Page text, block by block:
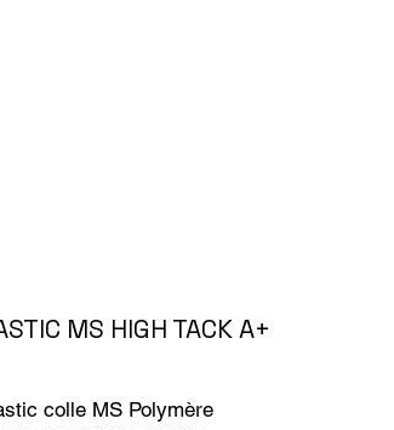
colle MS Polymère
MS HIGH TACK A+